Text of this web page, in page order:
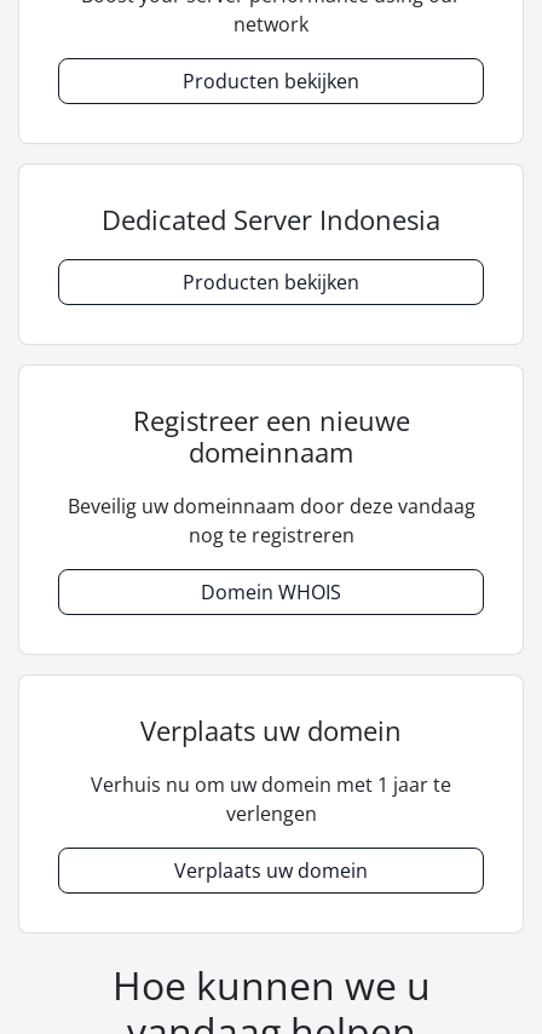
network
Producten bekijken
Dedicated Server Indonesia
Producten bekijken
Registreer een nieuwe
domeinnaam
Beveilig uw domeinnaam door deze vandaag
nog te registreren
Domein WHOIS
Verplaats uw domein
Verhuis nu om uw domein met 1 jaar te
verlengen
Verplaats uw domein
Hoe kunnen we u